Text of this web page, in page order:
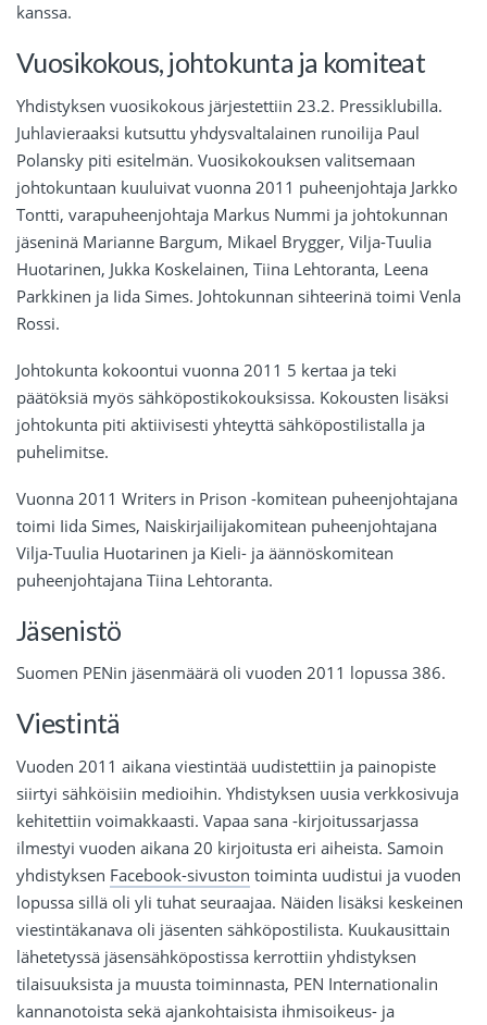
kanssa.
Vuosikokous, johtokunta ja komiteat
Yhdistyksen vuosikokous järjestettiin 23.2. Pressiklubilla.
Juhlavieraaksi kutsuttu yhdysvaltalainen runoilija Paul
Polansky piti esitelmän. Vuosikokouksen valitsemaan
johtokuntaan kuuluivat vuonna 2011 puheenjohtaja Jarkko
Tontti, varapuheenjohtaja Markus Nummi ja johtokunnan
jäseninä Marianne Bargum, Mikael Brygger, Vilja-Tuulia
Huotarinen, Jukka Koskelainen, Tiina Lehtoranta, Leena
Parkkinen ja Iida Simes. Johtokunnan sihteerinä toimi Venla
Rossi.
Johtokunta kokoontui vuonna 2011 5 kertaa ja teki
päätöksiä myös sähköpostikokouksissa. Kokousten lisäksi
johtokunta piti aktiivisesti yhteyttä sähköpostilistalla ja
puhelimitse.
Vuonna 2011 Writers in Prison -komitean puheenjohtajana
toimi Iida Simes, Naiskirjailijakomitean puheenjohtajana
Vilja-Tuulia Huotarinen ja Kieli- ja äännöskomitean
puheenjohtajana Tiina Lehtoranta.
Jäsenistö
Suomen PENin jäsenmäärä oli vuoden 2011 lopussa 386.
Viestintä
Vuoden 2011 aikana viestintää uudistettiin ja painopiste
siirtyi sähköisiin medioihin. Yhdistyksen uusia verkkosivuja
kehitettiin voimakkaasti. Vapaa sana -kirjoitussarjassa
ilmestyi vuoden aikana 20 kirjoitusta eri aiheista. Samoin
yhdistyksen Facebook-sivuston toiminta uudistui ja vuoden
lopussa sillä oli yli tuhat seuraajaa. Näiden lisäksi keskeinen
viestintäkanava oli jäsenten sähköpostilista. Kuukausittain
lähetetyssä jäsensähköpostissa kerrottiin yhdistyksen
tilaisuuksista ja muusta toiminnasta, PEN Internationalin
kannanotoista sekä ajankohtaisista ihmisoikeus- ja